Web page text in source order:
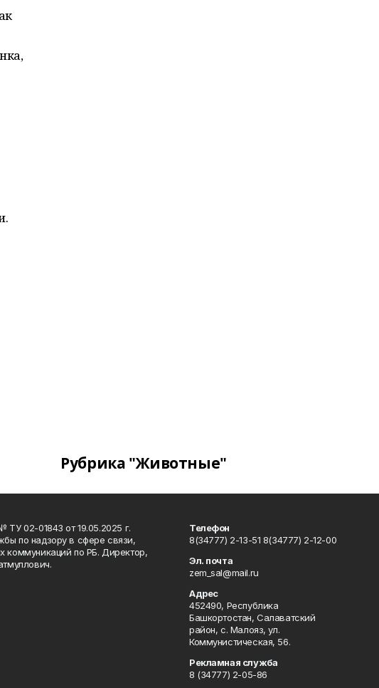
Рубрика "Животные"
02-01843 от 19.05.2025 г.
по надзору в сфере связи,
коммуникаций по РБ. Директор,
Телефон
8(34777) 2-13-51 8(34777) 2-12-00
Эл. почта
zem_sal@mail.ru
Адрес
452490, Республика
Башкортостан, Салаватский
район, с. Малояз, ул.
Коммунистическая, 56.
Рекламная служба
8 (34777) 2-05-86